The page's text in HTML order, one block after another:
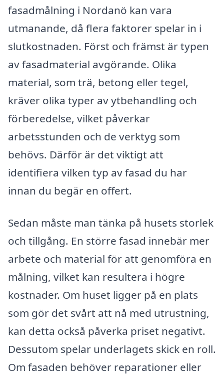
fasadmålning i Nordanö kan vara
utmanande, då flera faktorer spelar in i
slutkostnaden. Först och främst är typen
av fasadmaterial avgörande. Olika
material, som trä, betong eller tegel,
kräver olika typer av ytbehandling och
förberedelse, vilket påverkar
arbetsstunden och de verktyg som
behövs. Därför är det viktigt att
identifiera vilken typ av fasad du har
innan du begär en offert.
Sedan måste man tänka på husets storlek
och tillgång. En större fasad innebär mer
arbete och material för att genomföra en
målning, vilket kan resultera i högre
kostnader. Om huset ligger på en plats
som gör det svårt att nå med utrustning,
kan detta också påverka priset negativt.
Dessutom spelar underlagets skick en roll.
Om fasaden behöver reparationer eller